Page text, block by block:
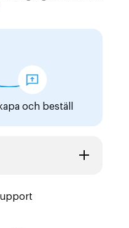
och beställ